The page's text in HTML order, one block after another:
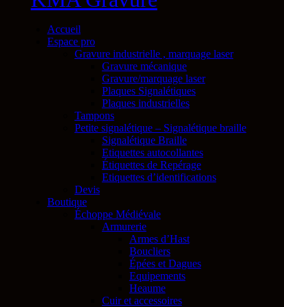
Accueil
Espace pro
Gravure industrielle , marquage laser
Gravure mécanique
Gravure/marquage laser
Plaques Signalétiques
Plaques industrielles
Tampons
Petite signalétique – Signalétique braille
Signalétique Braille
Etiquettes autocollantes
Étiquettes de Repérage
Etiquettes d’identifications
Devis
Boutique
Échoppe Médiévale
Armurerie
Armes d’Hast
Boucliers
Épées et Dagues
Equipements
Heaume
Cuir et accessoires